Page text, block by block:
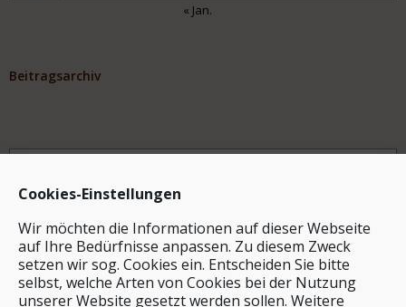
Cookies-Einstellungen
Wir möchten die Informationen auf dieser Webseite
auf Ihre Bedürfnisse anpassen. Zu diesem Zweck
setzen wir sog. Cookies ein. Entscheiden Sie bitte
selbst, welche Arten von Cookies bei der Nutzung
unserer Website gesetzt werden sollen. Weitere
« Jan.
Beitragsarchiv
Archiv